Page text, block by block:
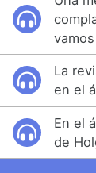
La
en el
En el
de